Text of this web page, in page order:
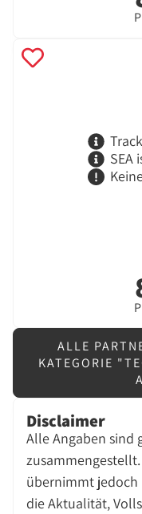
SEA
ALLE
KATEGORIE
Disclaimer
Alle Angaben sind
übernimmt jedoch
die Aktualität,